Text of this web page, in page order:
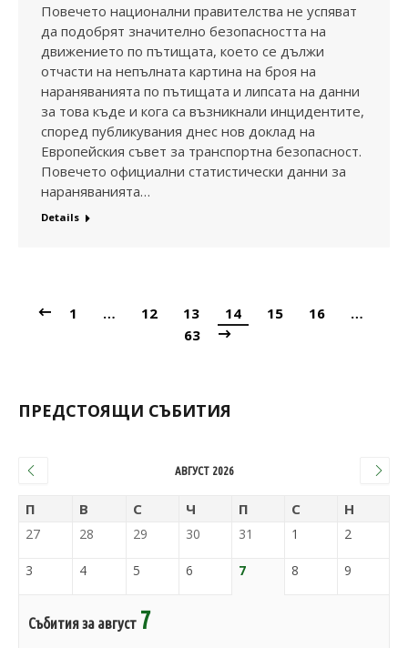
Повечето национални правителства не успяват
да подобрят значително безопасността на
движението по пътищата, което се дължи
отчасти на непълната картина на броя на
нараняванията по пътищата и липсата на данни
за това къде и кога са възникнали инцидентите,
според публикувания днес нов доклад на
Европейския съвет за транспортна безопасност.
Повечето официални статистически данни за
нараняванията…
Details
1 … 12 13 14 15 16
…
63
ПРЕДСТОЯЩИ СЪБИТИЯ
АВГУСТ 2026
П В С Ч П С Н
27 28 29 30 31 1 2
3 4 5 6 7 8 9
Събития за август 7